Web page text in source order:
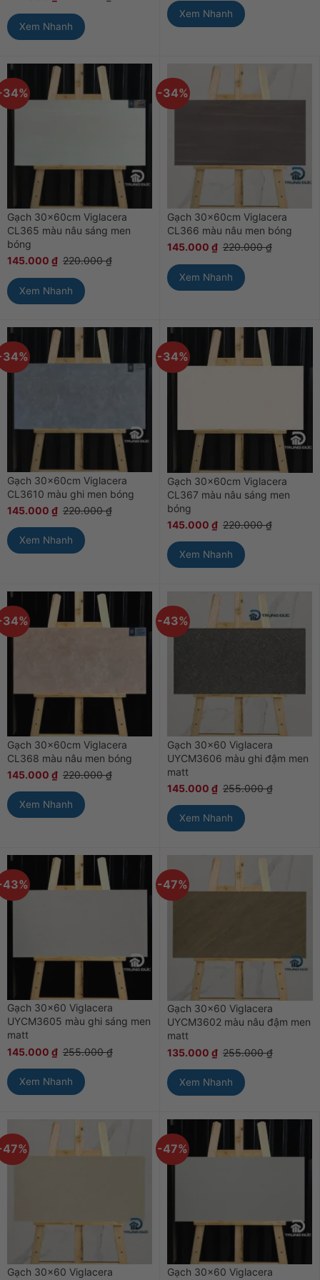
Xem Nhanh
Xem Nhanh
Gạch 30x60cm Viglacera
CL365 màu nâu sáng men
bóng
145.000 ₫ 220.000₫
Xem Nhanh
-34%
Gạch 30x60cm Viglacera
CL366 màu nâu men bóng
145.000 ₫ 220.000₫
Xem Nhanh
Gạch 30x60cm Viglacera
CL3610 màu ghi men bóng
145.000 ₫ 220.000₫
Xem Nhanh
-34%
Gạch 30x60cm Viglacera
CL367 màu nâu sáng men
bóng
145.000 ₫ 220.000₫
Xem Nhanh
Gạch 30x60cm Viglacera
CL368 màu nâu men bóng
145.000 ₫ 220.000₫
Xem Nhanh
-43%
Gạch 30×60 Viglacera
UYCM3606 màu ghi đậm men
matt
145.000 ₫ 255.000₫
Xem Nhanh
Gạch 30×60 Viglacera
UYCM3605 màu ghi sáng men
matt
145.000 ₫ 255.000₫
Xem Nhanh
-47%
Gạch 30×60 Viglacera
UYCM3602 màu nâu đậm men
matt
135.000 ₫ 255.000₫
Xem Nhanh
Gạch 30×60 Viglacera
-47%
Gạch 30×60 Viglacera